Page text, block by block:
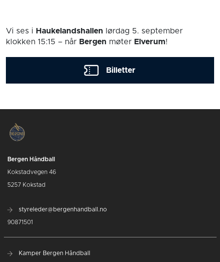
Vi ses i Haukelandshallen lørdag 5. september
klokken 15:15 – når Bergen møter Elverum!
Billetter
Bergen Håndball
Kokstadvegen 46
5257 Kokstad
styreleder@bergenhandball.no
90871501
Kamper Bergen Håndball